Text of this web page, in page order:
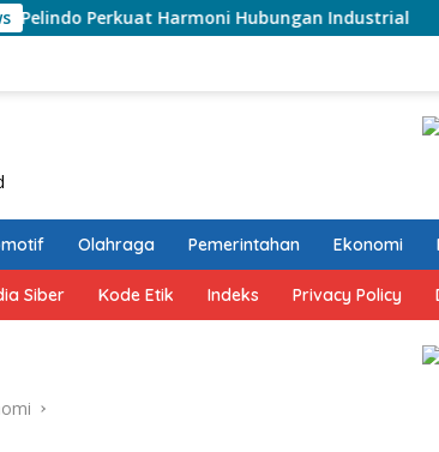
Harmoni Hubungan Industrial Pemkot
Olahraga Pemerintahan Ekonomi
Siber Kode Etik Indeks Privacy Policy